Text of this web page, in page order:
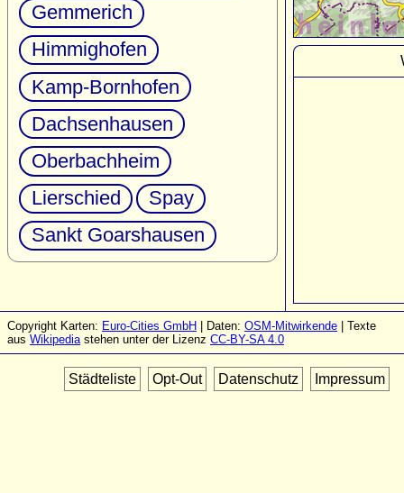
Gemmerich
Himmighofen
Kamp-Bornhofen
Dachsenhausen
Oberbachheim
Lierschied
Spay
Sankt Goarshausen
Copyright Karten: Euro-Cities GmbH | Daten: OSM-Mitwirkende | Texte
aus Wikipediastehen unter der Lizenz CC-BY-SA 4.0
Städteliste Opt-Out Datenschutz Impressum